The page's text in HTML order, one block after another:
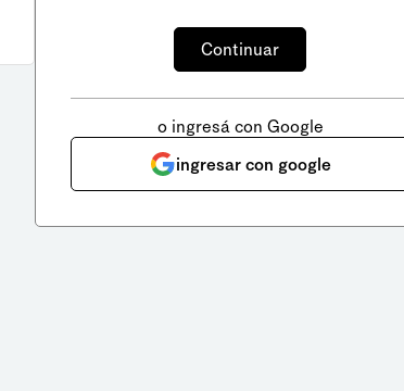
o ingresá con Google
ingresar con google